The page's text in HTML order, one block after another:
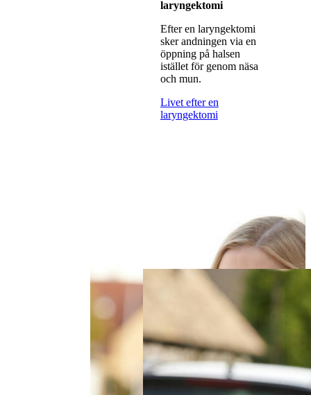
laryngektomi
Efter en laryngektomi
sker andningen via en
öppning på halsen
istället för genom näsa
och mun.
Livet efter en
laryngektomi